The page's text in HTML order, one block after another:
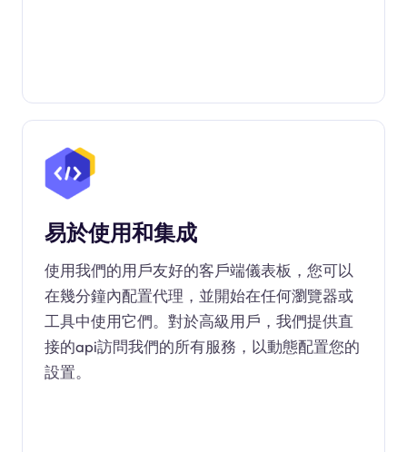
易於使用和集成
使用我們的用戶友好的客戶端儀表板，您可以
在幾分鐘內配置代理，並開始在任何瀏覽器或
工具中使用它們。對於高級用戶，我們提供直
接的api訪問我們的所有服務，以動態配置您的
設置。